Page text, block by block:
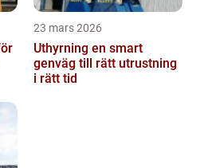
23 mars 2026
Uthyrning en smart
genväg till rätt utrustning
i rätt tid